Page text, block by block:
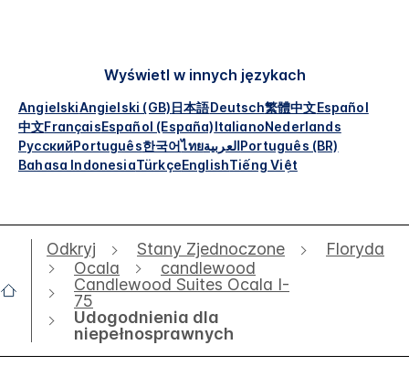
Wyświetl w innych językach
AngielskiAngielski (GB)日本語Deutsch繁體中文Español
中文FrançaisEspañol (España)ItalianoNederlands
РусскийPortuguês한국어ไทยالعربيةPortuguês (BR)
Bahasa IndonesiaTürkçeEnglishTiếng Việt
Odkryj Stany Zjednoczone
Floryda
Ocala
candlewood
Candlewood Suites Ocala I-
75
Udogodnienia dla
niepełnosprawnych